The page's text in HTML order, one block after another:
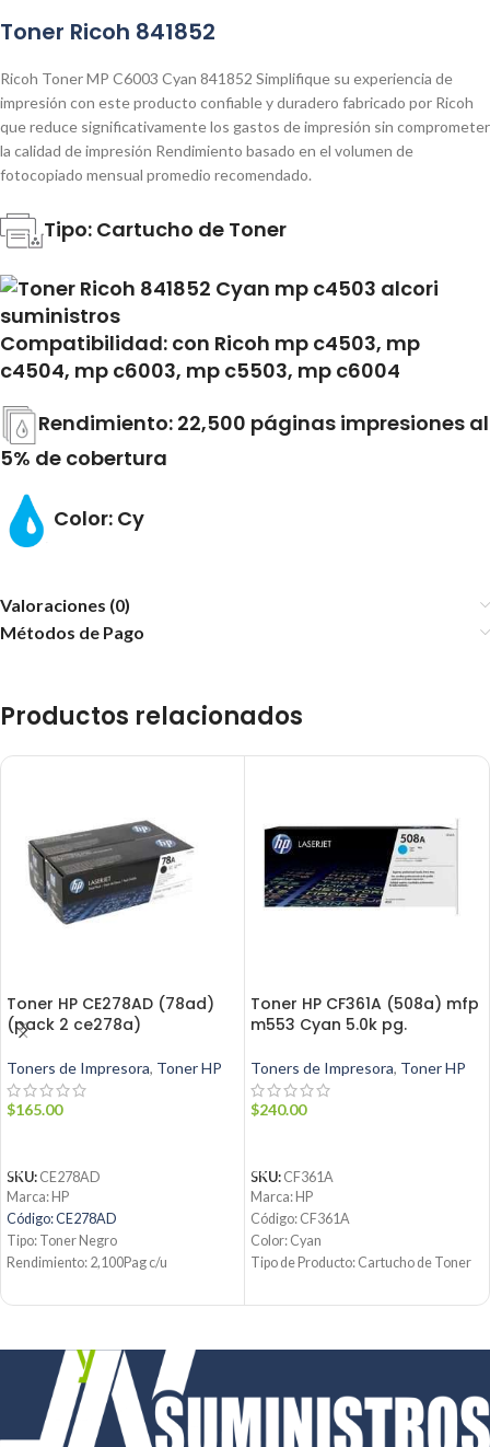
Toner Ricoh 841852
Ricoh Toner MP C6003 Cyan 841852 Simplifique su experiencia de
impresión con este producto confiable y duradero fabricado por Ricoh
que reduce significativamente los gastos de impresión sin comprometer
la calidad de impresión Rendimiento basado en el volumen de
fotocopiado mensual promedio recomendado.
Tipo: Cartucho de Toner
Compatibilidad: con Ricoh mp c4503, mp
c4504, mp c6003, mp c5503, mp c6004
Rendimiento: 22,500 páginas impresiones al
5% de cobertura
Color: Cy
Valoraciones (0)
Métodos de Pago
Productos relacionados
Toner HP CE278AD (78ad)
(pack 2 ce278a)
Toners de Impresora, Toner HP
$165.00
SKU: CE278AD
Marca: HP
Código: CE278AD
Tipo: Toner Negro
Rendimiento: 2,100Pag c/u
Producto: Original
Email:ventas@jynsuministros.com
📱 WhatsApp:
51991864930
Toner HP CF361A (508a) mfp
m553 Cyan 5.0k pg.
Toners de Impresora, Toner HP
$240.00
SKU: CF361A
Marca: HP
Código: CF361A
Color: Cyan
Tipo de Producto: Cartucho de Toner
Tecnología de impresión: Laser
Condición: Nuevo
Email:ventas@jynsuministros.com
WhatsApp: 51 991 864 930